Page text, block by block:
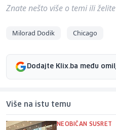
Znate nešto više o temi ili
Milorad Dodik Chicago
Dodajte Klix.ba među
Više na istu temu
NEOBIČAN SUSRET